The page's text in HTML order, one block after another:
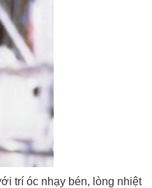
trí óc nhạy bén, lòng nhiệt